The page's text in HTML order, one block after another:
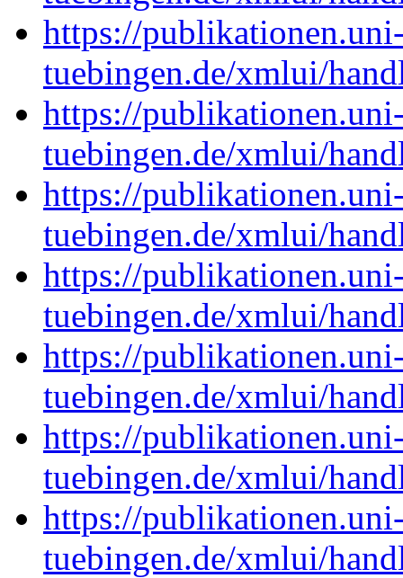
https://
tuebingen.de/xmlui/
https://
tuebingen.de/xmlui/
https://
tuebingen.de/xmlui/
https://
tuebingen.de/xmlui/
https://
tuebingen.de/xmlui/
https://
tuebingen.de/xmlui/
https://
tuebingen.de/xmlui/